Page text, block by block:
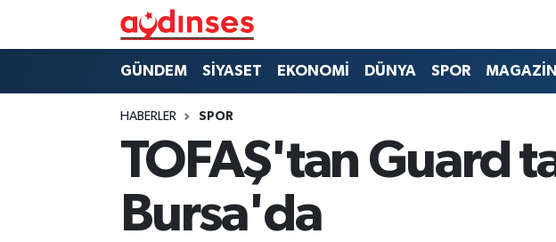
GÜNDEM SİYASET EKONOMİ DÜNYA SPOR MAGAZİN
HABERLER SPOR
TOFAŞ'tan Guard
Bursa'da
Nöbetçi Eczaneler
Hava Durumu
Aydin Namaz Vakitleri
Trafik Durumu